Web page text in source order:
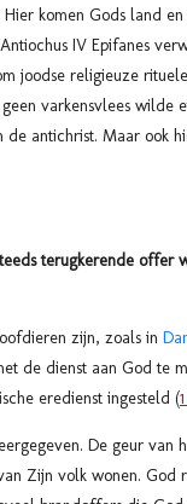
Hier komen Gods land
IV Epifanes
joodse religieuze
varkensvlees wilde
antichrist. Maar ook
terugkerende offer
zijn, zoals in
de dienst aan God te
eredienst ingesteld (
De geur
Zijn volk wonen.